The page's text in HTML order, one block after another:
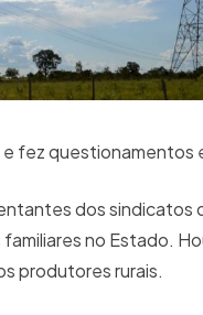
fez questionamentos
dos sindicatos
no Estado.
produtores rurais.